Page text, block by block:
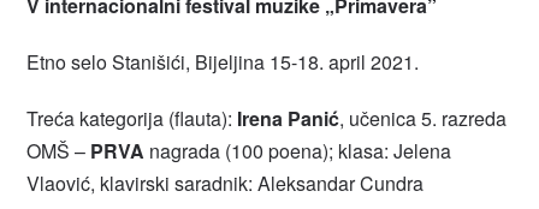
Etno selo Stanišići, Bijeljina 15-18. april 2021.
Treća kategorija (flauta): Irena Panić, učenica 5. razreda
OMŠ – PRVA nagrada (100 poena); klasa: Jelena
Vlaović, klavirski saradnik: Aleksandar Cundra